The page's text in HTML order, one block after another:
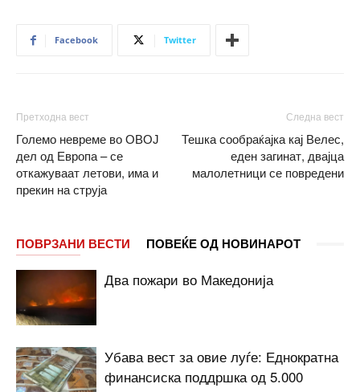
Facebook Twitter
Претходна вест
Големо невреме во ОВОЈ
дел од Европа – се
откажуваат летови, има и
прекин на струја
Следна вест
Тешка сообраќајка кај Велес,
еден загинат, двајца
малолетници се повредени
ПОВРЗАНИ ВЕСТИ ПОВЕЌЕ ОД НОВИНАРОТ
Два пожари во Македонија
Убава вест за овие луѓе: Еднократна
финансиска поддршка од 5.000